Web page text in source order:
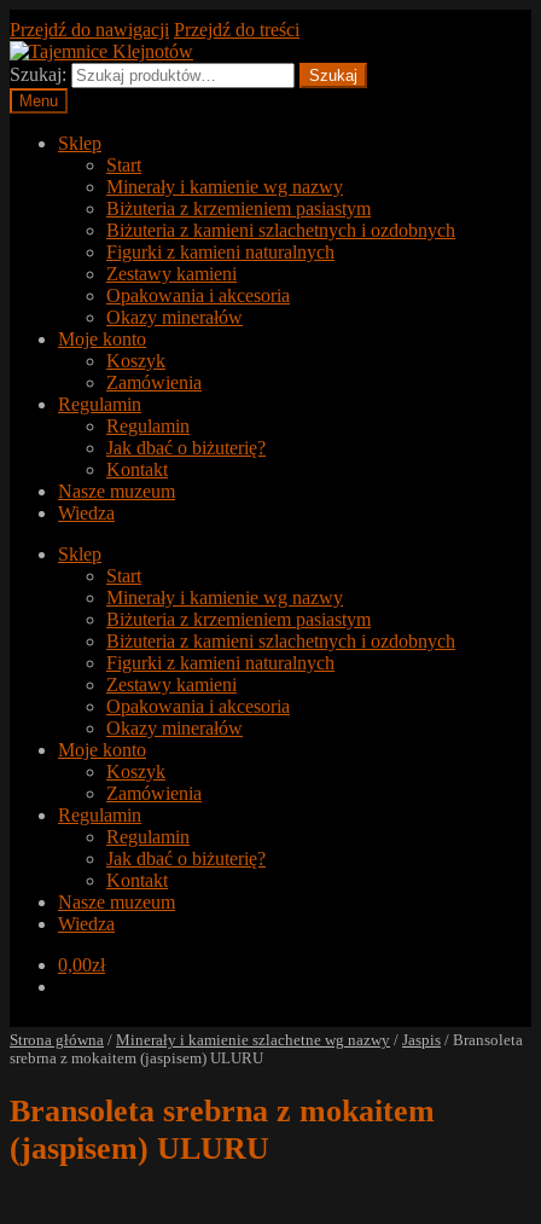
Przejdź do nawigacji Przejdź do treści
Szukaj:
Szukaj
Menu
Sklep
Start
Minerały i kamienie wg nazwy
Biżuteria z krzemieniem pasiastym
Biżuteria z kamieni szlachetnych i ozdobnych
Figurki z kamieni naturalnych
Zestawy kamieni
Opakowania i akcesoria
Okazy minerałów
Moje konto
Koszyk
Zamówienia
Regulamin
Regulamin
Jak dbać o biżuterię?
Kontakt
Nasze muzeum
Wiedza
Sklep
Start
Minerały i kamienie wg nazwy
Biżuteria z krzemieniem pasiastym
Biżuteria z kamieni szlachetnych i ozdobnych
Figurki z kamieni naturalnych
Zestawy kamieni
Opakowania i akcesoria
Okazy minerałów
Moje konto
Koszyk
Zamówienia
Regulamin
Regulamin
Jak dbać o biżuterię?
Kontakt
Nasze muzeum
Wiedza
0,00zł
Strona główna / Minerały i kamienie szlachetne wg nazwy / Jaspis / Bransoleta
srebrna z mokaitem (jaspisem) ULURU
Bransoleta srebrna z mokaitem
(jaspisem) ULURU